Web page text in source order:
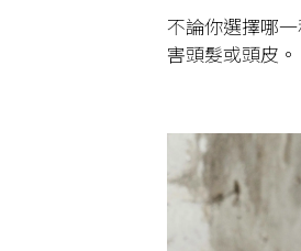
不論你選擇哪
害頭髮或頭皮。